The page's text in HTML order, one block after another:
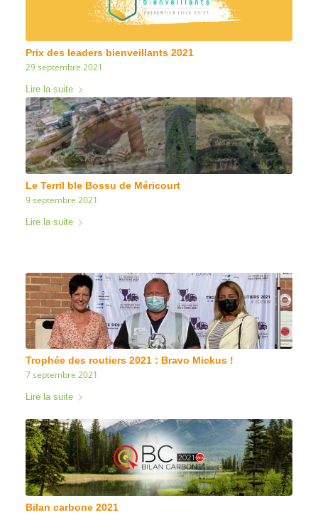
Prix des leaders bienveillants 2021
29 septembre 2021
Lire la suite
Le Terril ble Bossu de Méricourt
9 septembre 2021
Lire la suite
Trophée des routiers 2021 : Bravo Mickus !
7 septembre 2021
Lire la suite
Bilan carbone 2021